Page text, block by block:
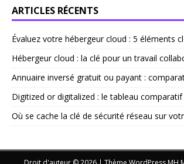
ARTICLES RÉCENTS
Évaluez votre hébergeur cloud : 5 éléments
Hébergeur cloud : la clé pour un travail
Annuaire inversé gratuit ou payant :
Digitized or digitalized : le tableau
Où se cache la clé de sécurité réseau sur